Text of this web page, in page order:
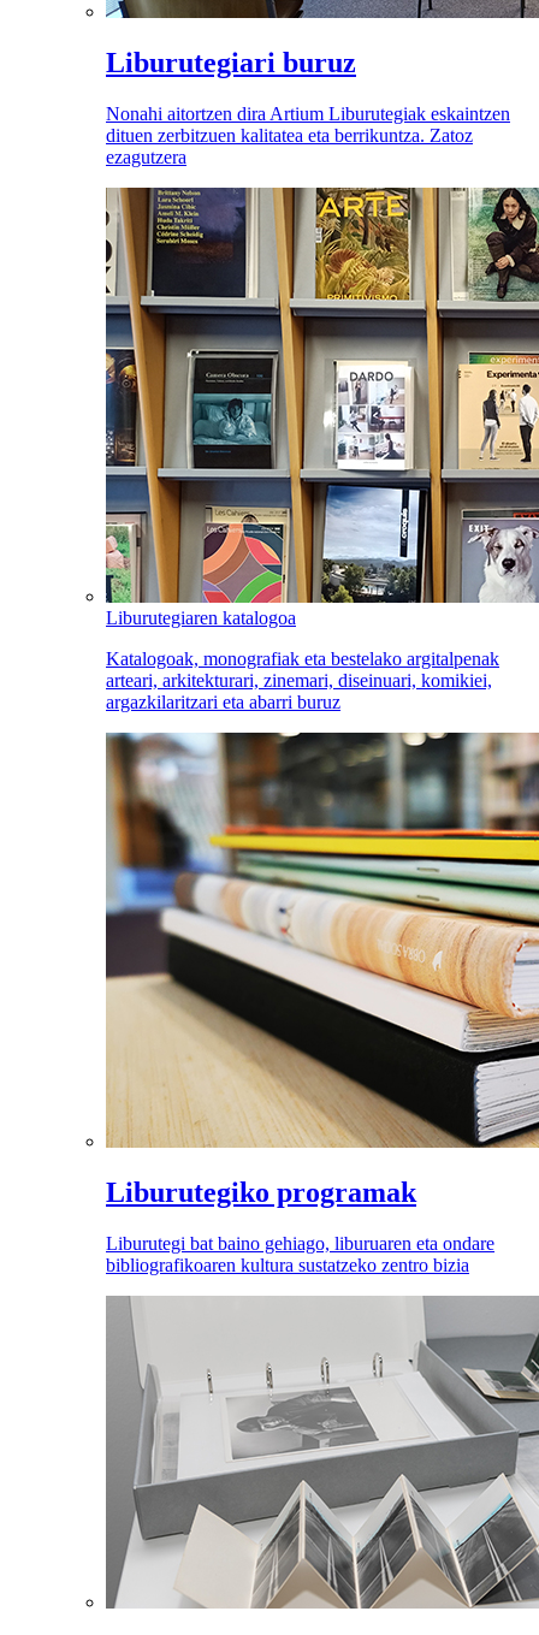
Liburutegiari buruz
Nonahi aitortzen dira Artium Liburutegiak eskaintzen
dituen zerbitzuen kalitatea eta berrikuntza. Zatoz
ezagutzera
Liburutegiaren katalogoa
Katalogoak, monografiak eta bestelako argitalpenak
arteari, arkitekturari, zinemari, diseinuari, komikiei,
argazkilaritzari eta abarri buruz
Liburutegiko programak
Liburutegi bat baino gehiago, liburuaren eta ondare
bibliografikoaren kultura sustatzeko zentro bizia